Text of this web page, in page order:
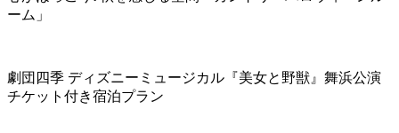
ーム」
劇団四季 ディズニーミュージカル『美女と野獣』舞浜公演
チケット付き宿泊プラン